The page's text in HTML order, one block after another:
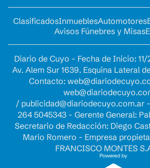
ClasificadosInmueblesAutomotores
Avisos Fúnebres y Misas
Diario de Cuyo - Fecha de Inicio:
Av. Alem Sur 1639. Esquina Lateral
Contacto:
/ publicidad@diariodecuyo.com.ar-
264 5045343 - Gerente General:
Secretario de Redacción: Diego
Mario Romero - Empresa
FRANCISCO MONTES